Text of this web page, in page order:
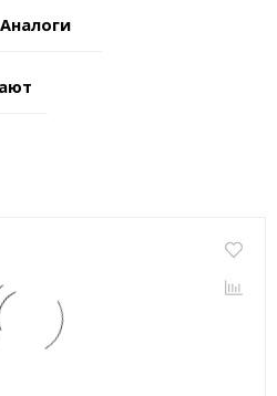
Аналоги